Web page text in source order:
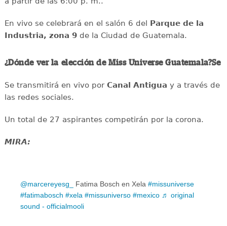
En vivo se celebrará en el salón 6 del
Parque de la
Industria, zona 9de la Ciudad de Guatemala.
¿Dónde ver la elección de Miss Universe Guatemala?Se
Se transmitirá en vivo porCanal Antigua y a través de
las redes sociales.
Un total de 27 aspirantes competirán por la corona.
MIRA:
@marcereyesg_ Fatima Bosch en Xela #missuniverse
#fatimabosch #xela #missuniverso #mexico ♬ original
sound - officialmooli